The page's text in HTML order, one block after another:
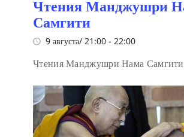
Чтения Манджушри
Самгити
9 августа/ 21:00 - 22:00
Чтения Манджушри Нама Самгити